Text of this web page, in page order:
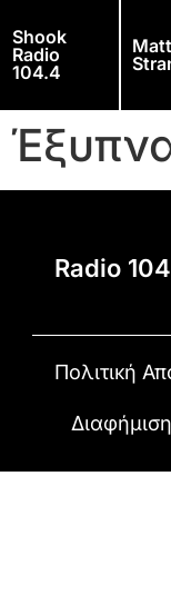
Shook
Radio
104.4
Radio
Πολιτική
Διαφήμιση